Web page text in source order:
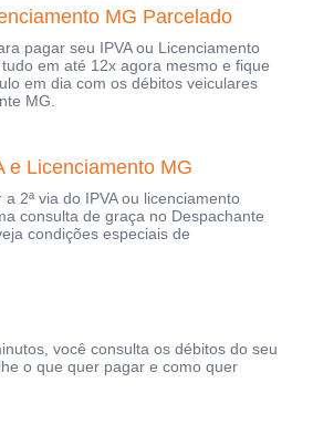
MG Parcelado
pagar seu IPVA ou Licenciamento
em até 12x agora mesmo e fique
em dia com os débitos veiculares
MG.
e Licenciamento MG
a 2ª via do IPVA ou licenciamento
consulta de graça no Despachante
condições especiais de
você consulta os débitos do seu
o que quer pagar e como quer